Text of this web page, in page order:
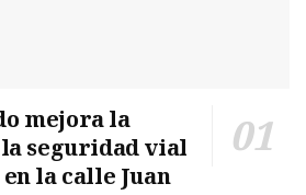
mejora la
seguridad vial
la calle Juan